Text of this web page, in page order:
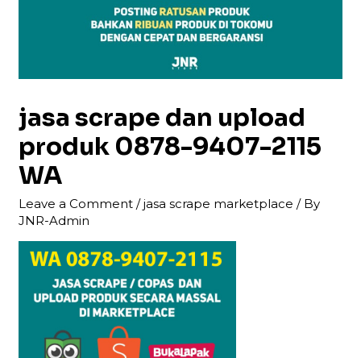
jasa scrape dan upload
produk 0878-9407-2115
WA
Leave a Comment /jasa scrape marketplace / By
JNR-Admin